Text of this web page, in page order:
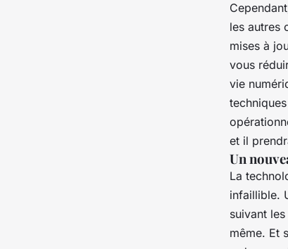
les autres
mises à
vous
vie
et il
Un
La
infaillible.
suivant
même. Et